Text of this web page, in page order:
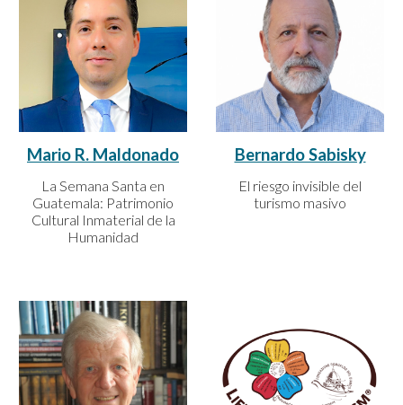
Mario R. Maldonado
La Semana Santa en
Guatemala: Patrimonio
Cultural Inmaterial de la
Humanidad
Bernardo Sabisky
El riesgo invisible del
turismo masivo